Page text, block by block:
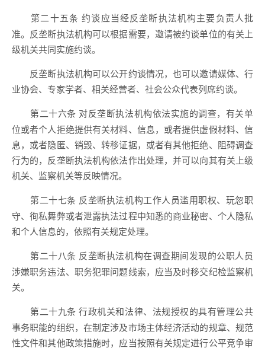
第二十五条约谈应当经反垄断执法机构主要负责人批
准。反垄断执法机构可以根据需要，邀请被约谈单位的有关上
级机关共同实施约谈。
反垄断执法机构可以公开约谈情况，也可以邀请媒体、行
业协会、专家学者、相关经营者、社会公众代表列席约谈。
第二十六条 对反垄断执法机构依法实施的调查，有关单
位或者个人拒绝提供有关材料、信息，或者提供虚假材料、信
息，或者隐匿、销毁、转移证据，或者有其他拒绝、阻碍调查
行为的，反垄断执法机构依法作出处理，并可以向其有关上级
机关、监察机关等反映情况。
第二十七条 反垄断执法机构工作人员滥用职权、玩忽职
守、徇私舞弊或者泄露执法过程中知悉的商业秘密、个人隐私
和个人信息的，依照有关规定处理。
第二十八条 反垄断执法机构在调查期间发现的公职人员
涉嫌职务违法、职务犯罪问题线索，应当及时移交纪检监察机
关。
第二十九条行政机关和法律、法规授权的具有管理公共
事务职能的组织，在制定涉及市场主体经济活动的规章、规范
性文件和其他政策措施时，应当按照有关规定进行公平竞争审